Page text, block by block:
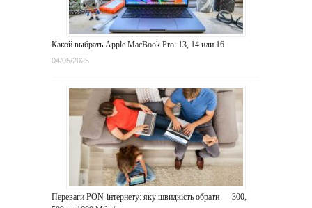
Какой выбрать Apple MacBook Pro: 13, 14 или 16
04/05/2025
Переваги PON-інтернету: яку швидкість обрати — 300,